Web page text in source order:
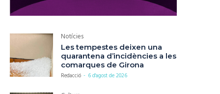
Notícies
Les tempestes deixen una
quarantena d’incidències a les
comarques de Girona
Redacció - 6 d'agost de 2026